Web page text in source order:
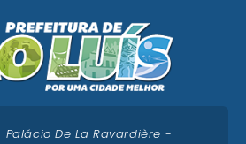
Palácio De La Ravardière -